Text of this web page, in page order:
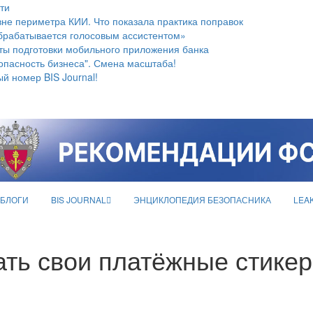
периметра КИИ. Что показала практика поправок
голосовым ассистентом»
подготовки мобильного приложения банка
бизнеса". Смена масштаба!
номер BIS Journal!
БЛОГИ BIS JOURNAL ЭНЦИКЛОПЕДИЯ БЕЗОПАСНИКА
свои платёжные